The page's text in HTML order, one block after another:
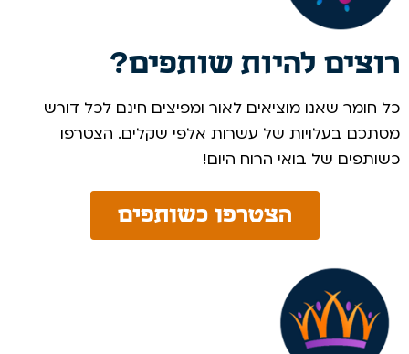
רוצים להיות שותפים?
כל חומר שאנו מוציאים לאור ומפיצים חינם לכל דורש
מסתכם בעלויות של עשרות אלפי שקלים. הצטרפו
כשותפים של בואי הרוח היום! ​
הצטרפו כשותפים